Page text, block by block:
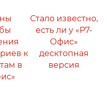
к
в
Стало известно,
есть ли у «Р7-
Офис»
десктопная
версия